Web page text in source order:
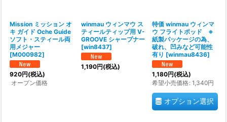
Mission ミッション オ
キ ガイド Oche Guide
ソフト・スティール両
用メジャー
[M000982]
920円(税込)
オープン価格
winmau ウィンマウ ス
ティールティップ用 V-
GROOVE シャープナー
[win8437]
1,190円(税込)
特価 winmau ウィンマ
ウ フライトポッド ※
紙製パッケージの為、
破れ、凹みなど可能性
有り [winmau8436]
1,180円(税込)
希望小売価格: 1,340円
オプション選択